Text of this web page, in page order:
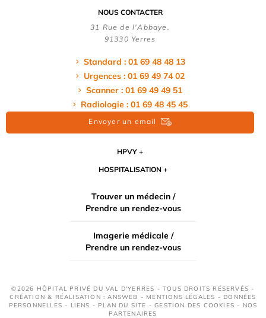
NOUS CONTACTER
31 Rue de l'Abbaye,
91330 Yerres
Standard : 01 69 48 48 13
Urgences : 01 69 49 74 02
Scanner : 01 69 49 49 51
Radiologie : 01 69 48 45 45
Envoyer un email
HPVY
HOSPITALISATION
Trouver un médecin /
Prendre un rendez-vous
Imagerie médicale /
Prendre un rendez-vous
©2026 HÔPITAL PRIVÉ DU VAL D'YERRES - TOUS DROITS RÉSERVÉS -
CRÉATION & RÉALISATION : ANSWEB - MENTIONS LÉGALES - DONNÉES
PERSONNELLES - LIENS - PLAN DU SITE -GESTION DES COOKIES - NOS
PARTENAIRES